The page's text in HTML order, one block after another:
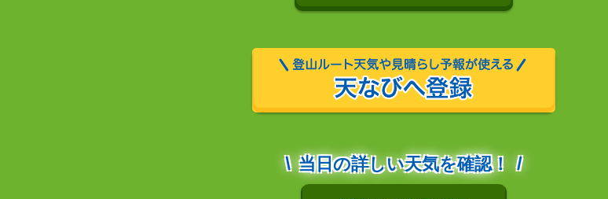
当日の詳しい天気を確認！